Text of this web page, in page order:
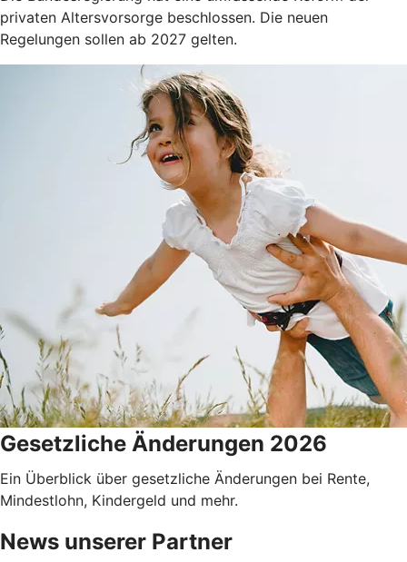
privaten Altersvorsorge beschlossen. Die neuen
Regelungen sollen ab 2027 gelten.
Gesetzliche Änderungen 2026
Ein Überblick über gesetzliche Änderungen bei Rente,
Mindestlohn, Kindergeld und mehr.
News unserer Partner